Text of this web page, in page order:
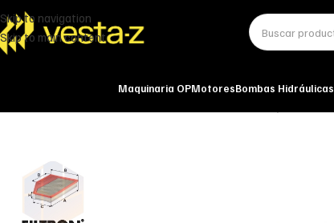
Skip to navigation
Skip to main content
Maquinaria OPMotoresBombas Hidráulicas